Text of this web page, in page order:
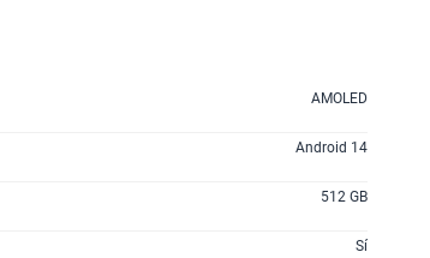
AMOLED
Android 14
512 GB
Sí